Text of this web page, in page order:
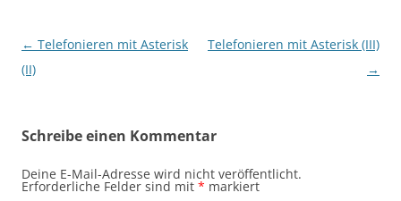
Beitragsnavigation
← Telefonieren mit Asterisk
(II)
Telefonieren mit Asterisk (III)
→
Schreibe einen Kommentar
Deine E-Mail-Adresse wird nicht veröffentlicht.
Erforderliche Felder sind mit * markiert